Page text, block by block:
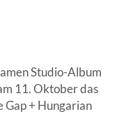
Studio-Album
11. Oktober das
Gap + Hungarian